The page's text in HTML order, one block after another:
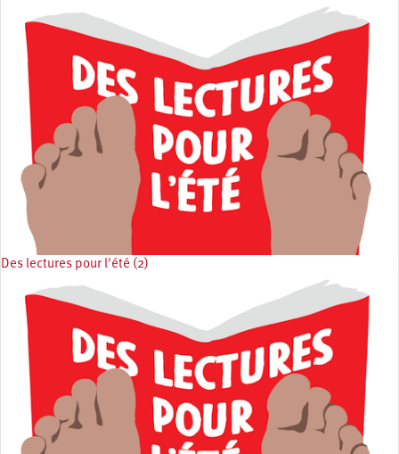
Des lectures pour l'été (2)